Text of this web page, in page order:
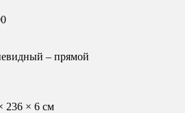
– прямой
236 × 6 см